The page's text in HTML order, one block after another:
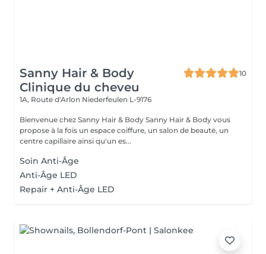
Sanny Hair & Body
Clinique du cheveu
10
1A, Route d'Arlon Niederfeulen L-9176
Bienvenue chez Sanny Hair & Body Sanny Hair & Body vous
propose à la fois un espace coiffure, un salon de beauté, un
centre capillaire ainsi qu'un es...
Soin Anti-Âge
Anti-Âge LED
Repair + Anti-Âge LED